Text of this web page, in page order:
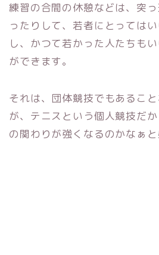
練習の合間の休憩などは、突
ったりして、若者にとっては
し、かつて若かった人たちも
ができます。
それは、団体競技でもあるこ
が、テニスという個人競技だ
の関わりが強くなるのかなぁと